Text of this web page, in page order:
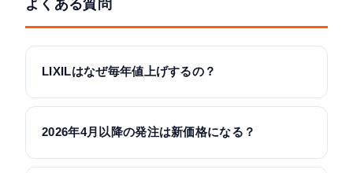
よくある質問
LIXILはなぜ毎年値上げするの？
2026年4月以降の発注は新価格になる？